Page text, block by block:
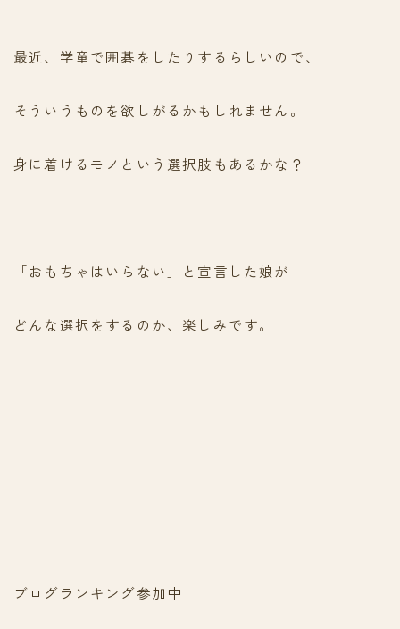
最近、学童で囲碁をしたりするらしいので、
そういうものを欲しがるかもしれません。
身に着けるモノという選択肢もあるかな？
「おもちゃはいらない」と宣言した娘が
どんな選択をするのか、楽しみです。
ブログランキング参加中